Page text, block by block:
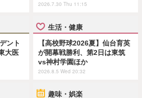
2026.7.30 Thu 11:15
ント
大医
生活・健康
【高校野球2026夏】仙台育英
が開幕戦勝利、第2日は東筑
vs神村学園ほか
2026.8.5 Wed 20:32
趣味・娯楽